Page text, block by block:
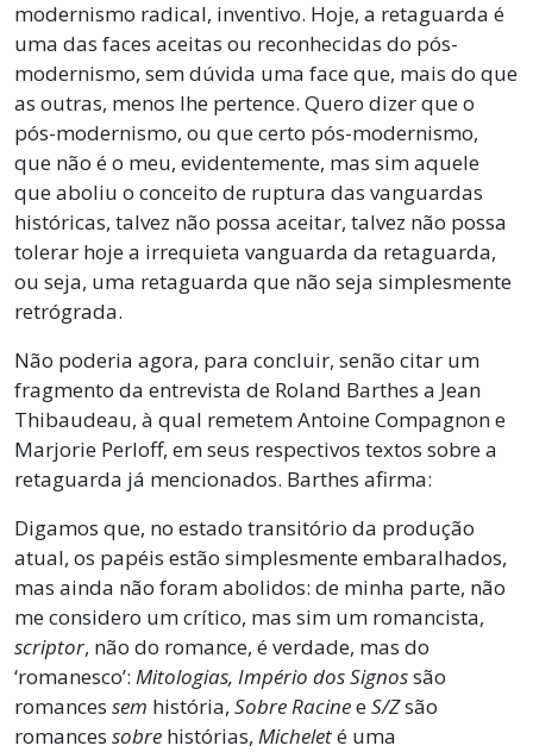
modernismo radical, inventivo. Hoje, a retaguarda é
uma das faces aceitas ou reconhecidas do pós-
modernismo, sem dúvida uma face que, mais do que
as outras, menos lhe pertence. Quero dizer que o
pós-modernismo, ou que certo pós-modernismo,
que não é o meu, evidentemente, mas sim aquele
que aboliu o conceito de ruptura das vanguardas
históricas, talvez não possa aceitar, talvez não possa
tolerar hoje a irrequieta vanguarda da retaguarda,
ou seja, uma retaguarda que não seja simplesmente
retrógrada.
Não poderia agora, para concluir, senão citar um
fragmento da entrevista de Roland Barthes a Jean
Thibaudeau, à qual remetem Antoine Compagnon e
Marjorie Perloff, em seus respectivos textos sobre a
retaguarda já mencionados. Barthes afirma:
Digamos que, no estado transitório da produção
atual, os papéis estão simplesmente embaralhados,
mas ainda não foram abolidos: de minha parte, não
me considero um crítico, mas sim um romancista,
scriptor, não do romance, é verdade, mas do
‘romanesco’: Mitologias, Império dos Signossão
romances sem história, Sobre RacineeS/Zsão
romances sobre histórias, Micheleté uma